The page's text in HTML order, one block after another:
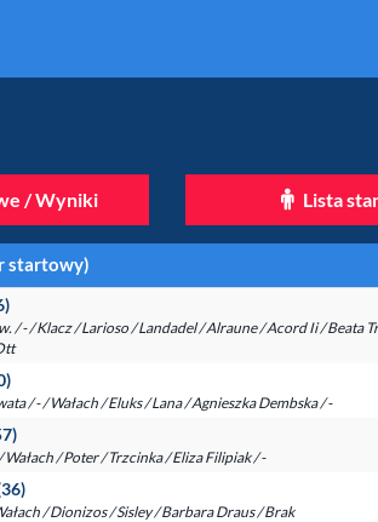
/ Wyniki Lista
startowy)
/ - / Klacz / Larioso / Landadel / Alraune / Acord Ii / Beata
/ - / Wałach / Eluks / Lana / Agnieszka Dembska / -
Wałach / Poter / Trzcinka / Eliza Filipiak / -
/ Dionizos / Sisley / Barbara Draus / Brak